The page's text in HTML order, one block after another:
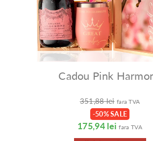
Cadou Pink
351,88 lei fara TVA
-50% SALE
175,94 lei fara TVA